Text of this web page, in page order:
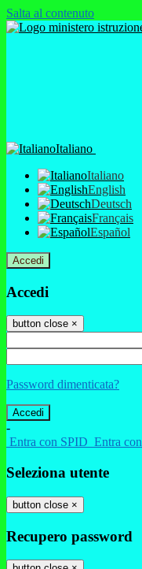
Salta al contenuto
Italiano
Italiano
English
Deutsch
Français
Español
Accedi
Accedi
button close ×
Password dimenticata?
-
Entra con SPID Entra
Seleziona utente
button close ×
Recupero password